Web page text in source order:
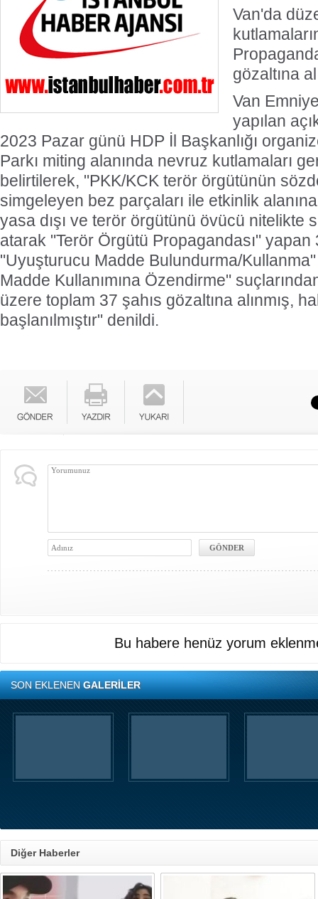
Van'da
gözaltına
Van
yapılan
2023 Pazar günü HDP İl Başkanlığı
Parkı miting alanında nevruz kutlamaları
belirtilerek, "PKK/KCK terör örgütünün
simgeleyen bez parçaları ile etkinlik
yasa dışı ve terör örgütünü övücü nitelikte
atarak "Terör Örgütü Propagandası" yapan
"Uyuşturucu Madde Bulundurma/
Madde Kullanımına Özendirme"
üzere toplam 37 şahıs gözaltına alınmış,
başlanılmıştır" denildi.
Bu habere henüz yorum
SON EKLENENGALERİLER
Diğer Haberler